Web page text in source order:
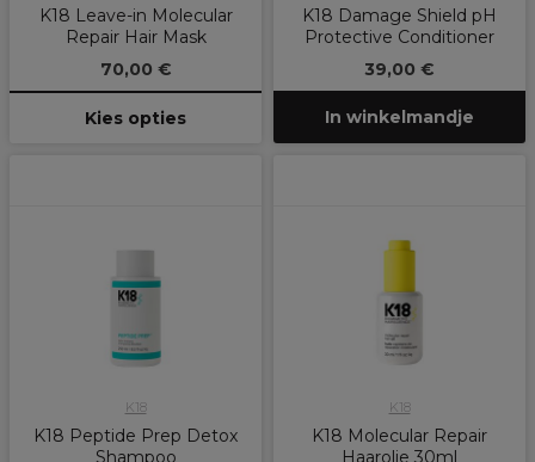
K18 Leave-in Molecular
Repair Hair Mask
70,00 €
Kies opties
K18 Damage Shield pH
Protective Conditioner
39,00 €
In winkelmandje
K18
K18 Peptide Prep Detox
Shampoo
K18
K18 Molecular Repair
Haarolie 30ml